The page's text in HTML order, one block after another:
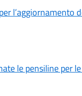
l’aggiornamento
le pensiline per